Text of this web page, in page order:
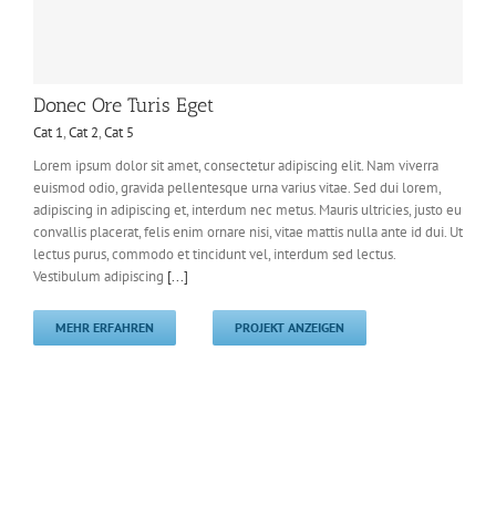
Donec Ore Turis Eget
Cat 1 Cat 2 Cat 5
Donec Ore Turis Eget
Cat 1,Cat 2,Cat 5
Lorem ipsum dolor sit amet, consectetur adipiscing elit. Nam viverra
euismod odio, gravida pellentesque urna varius vitae. Sed dui lorem,
adipiscing in adipiscing et, interdum nec metus. Mauris ultricies, justo eu
convallis placerat, felis enim ornare nisi, vitae mattis nulla ante id dui. Ut
lectus purus, commodo et tincidunt vel, interdum sed lectus.
Vestibulum adipiscing [...]
MEHR ERFAHREN PROJEKT ANZEIGEN